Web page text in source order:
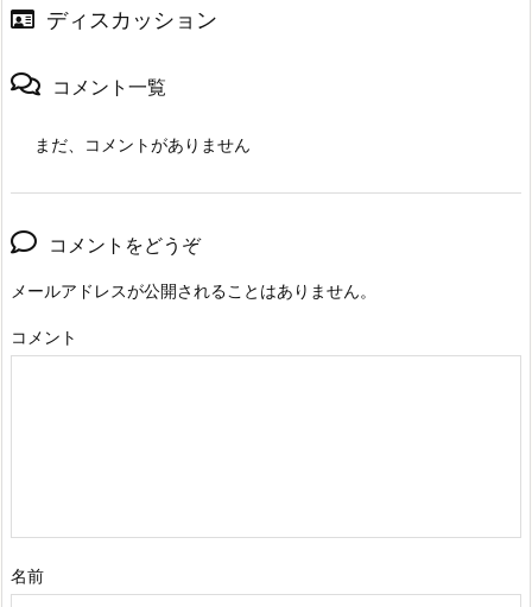
ディスカッション
コメント一覧
まだ、コメントがありません
コメントをどうぞ
メールアドレスが公開されることはありません。
コメント
名前